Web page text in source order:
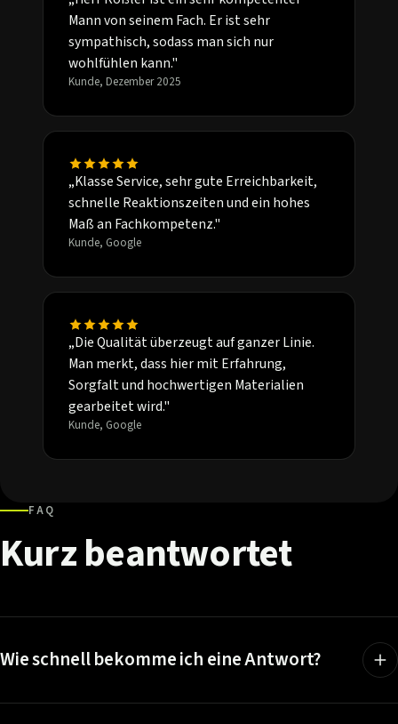
Mann von seinem Fach. Er ist sehr
sympathisch, sodass man sich nur
wohlfühlen kann."
Kunde, Dezember 2025
„Klasse Service, sehr gute Erreichbarkeit,
schnelle Reaktionszeiten und ein hohes
Maß an Fachkompetenz."
Kunde, Google
„Die Qualität überzeugt auf ganzer Linie.
Man merkt, dass hier mit Erfahrung,
Sorgfalt und hochwertigen Materialien
gearbeitet wird."
Kunde, Google
FAQ
Kurzbeantwortet
Wie schnell bekomme ich eine Antwort?